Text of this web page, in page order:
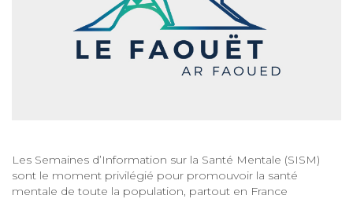
Les Semaines d’Information sur la Santé Mentale (SISM)
sont le moment privilégié pour promouvoir la santé
mentale de toute la population, partout en France